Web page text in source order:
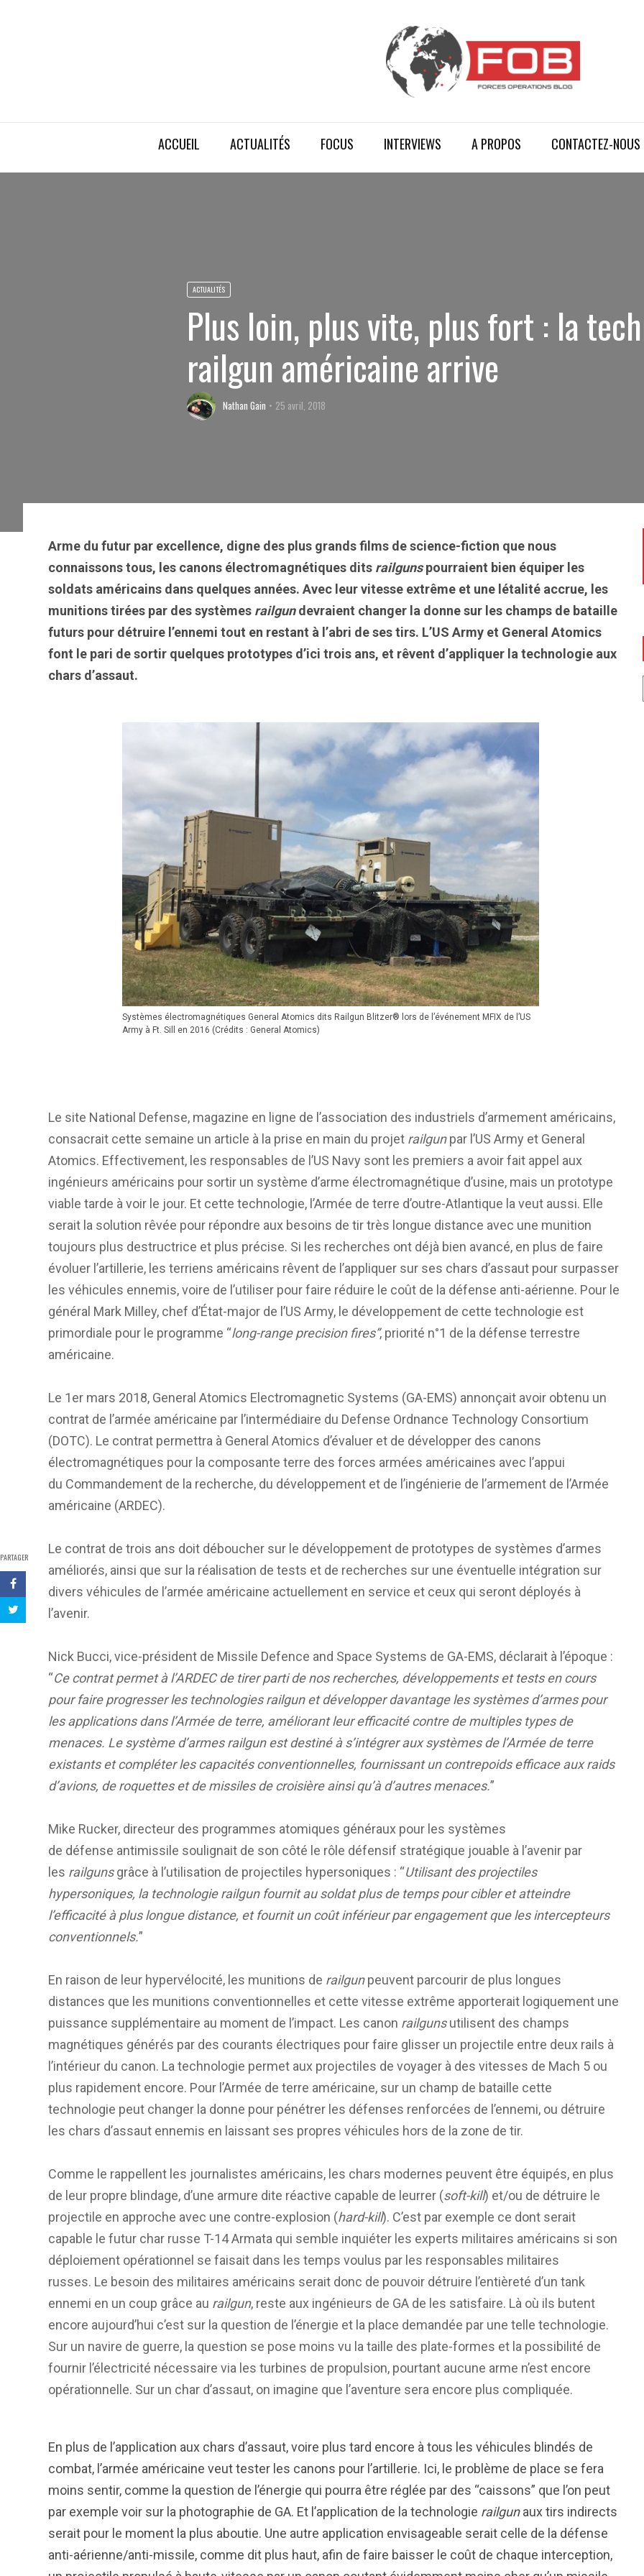
ACCUEIL ACTUALITÉS FOCUS INTERVIEWS A PROPOS CONTACTEZ-NOUS
ACTUALITÉS
Plus loin, plus vite, plus fort : la
railgun américaine arrive
Nathan Gain 25 avril, 2018
PARTAGER
Arme du futur par excellence, digne des plus grands films de science-fiction que nous
connaissons tous, les canons électromagnétiques dits railgunspourraient bien équiper les
soldats américains dans quelques années. Avec leur vitesse extrême et une létalité accrue, les
munitions tirées par des systèmes railgundevraient changer la donne sur les champs de bataille
futurs pour détruire l’ennemi tout en restant à l’abri de ses tirs. L’US Army et General Atomics
font le pari de sortir quelques prototypes d’ici trois ans, et rêvent d’appliquer la technologie aux
chars d’assaut.
Systèmes électromagnétiques General Atomics dits Railgun Blitzer® lors de l’événement MFIX de l’US
Army à Ft. Sill en 2016 (Crédits : General Atomics)
Le site National Defense, magazine en ligne de l’association des industriels d’armement américains,
consacrait cette semaine un article à la prise en main du projet railgunpar l’US Army et General
Atomics. Effectivement, les responsables de l’US Navy sont les premiers a avoir fait appel aux
ingénieurs américains pour sortir un système d’arme électromagnétique d’usine, mais un prototype
viable tarde à voir le jour. Et cette technologie, l’Armée de terre d’outre-Atlantique la veut aussi. Elle
serait la solution rêvée pour répondre aux besoins de tir très longue distance avec une munition
toujours plus destructrice et plus précise. Si les recherches ont déjà bien avancé, en plus de faire
évoluer l’artillerie, les terriens américains rêvent de l’appliquer sur ses chars d’assaut pour surpasser
les véhicules ennemis, voire de l’utiliser pour faire réduire le coût de la défense anti-aérienne. Pour le
général Mark Milley, chef d’État-major de l’US Army, le développement de cette technologie est
primordiale pour le programme “long-range precision fires”, priorité n°1 de la défense terrestre
américaine.
Le 1er mars 2018, General Atomics Electromagnetic Systems (GA-EMS) annonçait avoir obtenu un
contrat de l’armée américaine par l’intermédiaire du Defense Ordnance Technology Consortium
(DOTC). Le contrat permettra à General Atomics d’évaluer et de développer des canons
électromagnétiques pour la composante terre des forces armées américaines avec l’appui
du Commandement de la recherche, du développement et de l’ingénierie de l’armement de l’Armée
américaine (ARDEC).
Le contrat de trois ans doit déboucher sur le développement de prototypes de systèmes d’armes
améliorés, ainsi que sur la réalisation de tests et de recherches sur une éventuelle intégration sur
divers véhicules de l’armée américaine actuellement en service et ceux qui seront déployés à
l’avenir.
Nick Bucci, vice-président de Missile Defence and Space Systems de GA-EMS, déclarait à l’époque :
“Ce contrat permet à l’ARDEC de tirer parti de nos recherches, développements et tests en cours
pour faire progresser les technologies railgun et développer davantage les systèmes d’armes pour
les applications dans l’Armée de terre, améliorant leur efficacité contre de multiples types de
menaces. Le système d’armes railgun est destiné à s’intégrer aux systèmes de l’Armée de terre
existants et compléter les capacités conventionnelles, fournissant un contrepoids efficace aux raids
d’avions, de roquettes et de missiles de croisière ainsi qu’à d’autres menaces.”
Mike Rucker, directeur des programmes atomiques généraux pour les systèmes
de défense antimissile soulignait de son côté le rôle défensif stratégique jouable à l’avenir par
les railgunsgrâce à l’utilisation de projectiles hypersoniques : “Utilisant des projectiles
hypersoniques, la technologie railgun fournit au soldat plus de temps pour cibler et atteindre
l’efficacité à plus longue distance, et fournit un coût inférieur par engagement que les intercepteurs
conventionnels.”
En raison de leur hypervélocité, les munitions de railgunpeuvent parcourir de plus longues
distances que les munitions conventionnelles et cette vitesse extrême apporterait logiquement une
puissance supplémentaire au moment de l’impact. Les canon railgunsutilisent des champs
magnétiques générés par des courants électriques pour faire glisser un projectile entre deux rails à
l’intérieur du canon. La technologie permet aux projectiles de voyager à des vitesses de Mach 5 ou
plus rapidement encore. Pour l’Armée de terre américaine, sur un champ de bataille cette
technologie peut changer la donne pour pénétrer les défenses renforcées de l’ennemi, ou détruire
les chars d’assaut ennemis en laissant ses propres véhicules hors de la zone de tir.
Comme le rappellent les journalistes américains, les chars modernes peuvent être équipés, en plus
de leur propre blindage, d’une armure dite réactive capable de leurrer (soft-kill) et/ou de détruire le
projectile en approche avec une contre-explosion (hard-kill). C’est par exemple ce dont serait
capable le futur char russe T-14 Armata qui semble inquiéter les experts militaires américains si son
déploiement opérationnel se faisait dans les temps voulus par les responsables militaires
russes. Le besoin des militaires américains serait donc de pouvoir détruire l’entièreté d’un tank
ennemi en un coup grâce au railgun, reste aux ingénieurs de GA de les satisfaire. Là où ils butent
encore aujourd’hui c’est sur la question de l’énergie et la place demandée par une telle technologie.
Sur un navire de guerre, la question se pose moins vu la taille des plate-formes et la possibilité de
fournir l’électricité nécessaire via les turbines de propulsion, pourtant aucune arme n’est encore
opérationnelle. Sur un char d’assaut, on imagine que l’aventure sera encore plus compliquée.
En plus de l’application aux chars d’assaut, voire plus tard encore à tous les véhicules blindés de
combat, l’armée américaine veut tester les canons pour l’artillerie. Ici, le problème de place se fera
moins sentir, comme la question de l’énergie qui pourra être réglée par des “caissons” que l’on peut
par exemple voir sur la photographie de GA. Et l’application de la technologie railgunaux tirs indirects
serait pour le moment la plus aboutie. Une autre application envisageable serait celle de la défense
anti-aérienne/anti-missile, comme dit plus haut, afin de faire baisser le coût de chaque interception,